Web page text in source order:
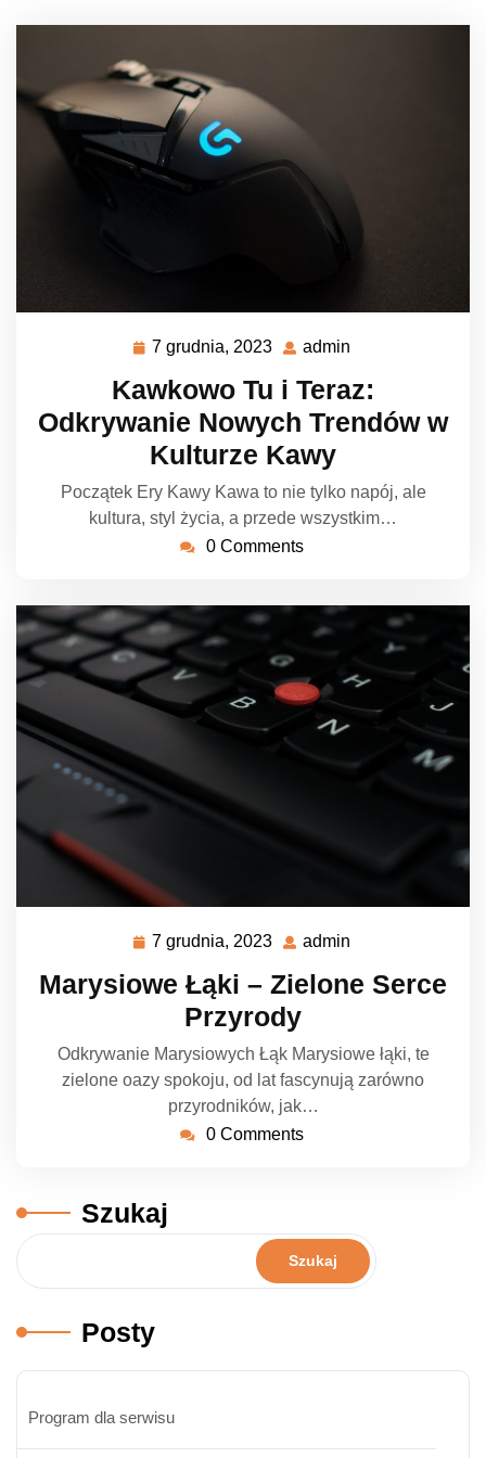
7 grudnia, 2023
2023
admin
Kawkowo Tu i Teraz:
Odkrywanie Nowych Trendów w
Kulturze Kawy
Początek Ery Kawy Kawa to nie tylko napój, ale
kultura, styl życia, a przede wszystkim…
0 Comments
7 grudnia, 2023
2023
admin
Marysiowe Łąki – Zielone Serce
Przyrody
Odkrywanie Marysiowych Łąk Marysiowe łąki, te
zielone oazy spokoju, od lat fascynują zarówno
przyrodników, jak…
0 Comments
Szukaj
Szukaj
Posty
Program dla serwisu